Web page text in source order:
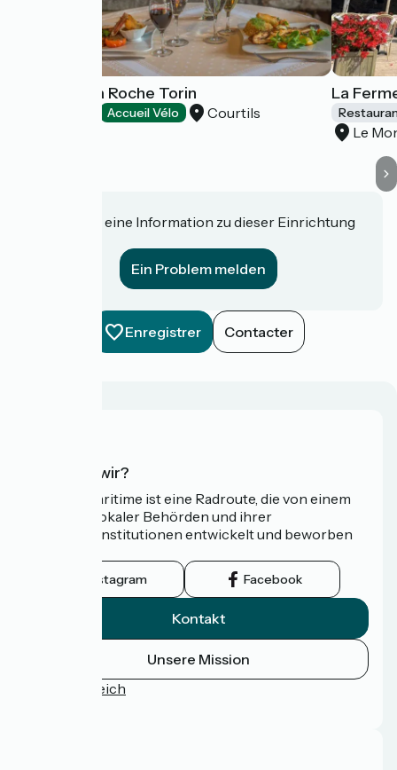
Manoir de la Roche Torin
Accueil Vélo Courtils
La
Le
Haben Sie eine Information zu dieser Einrichtung
Ein Problem melden
Enregistrer Contacter
Wer sind wir?
Die Vélomaritime ist eine Radroute, die von einem
Netzwerk lokaler Behörden und ihrer
Tourismusinstitutionen entwickelt und beworben
Instagram Facebook
Kontakt
Unsere Mission
Pressebereich